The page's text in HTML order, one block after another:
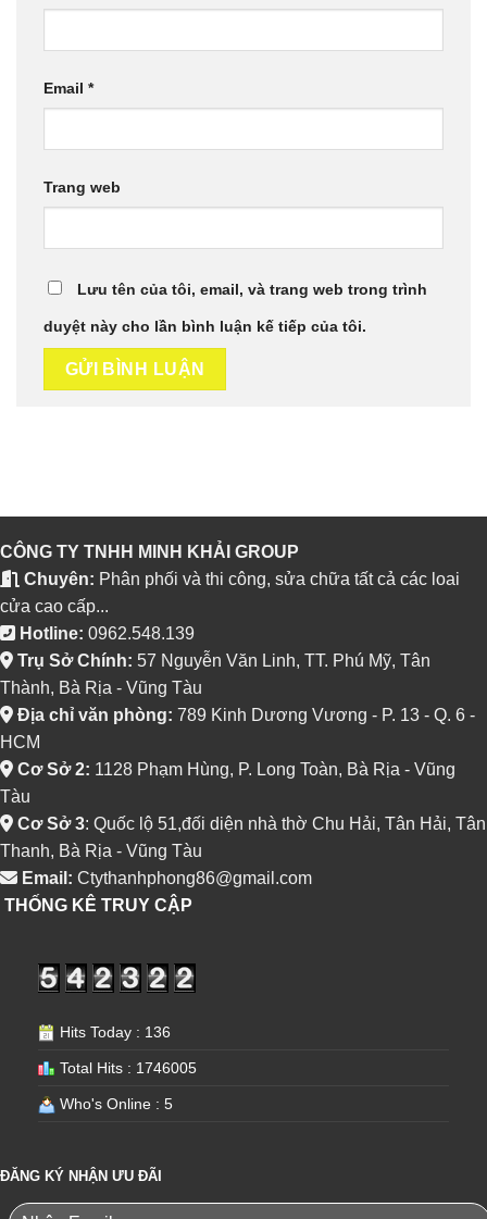
Email *
Trang web
Lưu tên của tôi, email, và trang web trong trình
duyệt này cho lần bình luận kế tiếp của tôi.
CÔNG TY TNHH MINH KHẢI GROUP
Chuyên: Phân phối và thi công, sửa chữa tất cả các loai
cửa cao cấp...
Hotline: 0962.548.139
Trụ Sở Chính: 57 Nguyễn Văn Linh, TT. Phú Mỹ, Tân
Thành, Bà Rịa - Vũng Tàu
Địa chỉ văn phòng: 789 Kinh Dương Vương - P. 13 - Q. 6 -
HCM
Cơ Sở 2: 1128 Phạm Hùng, P. Long Toàn, Bà Rịa - Vũng
Tàu
Cơ Sở 3: Quốc lộ 51,đối diện nhà thờ Chu Hải, Tân Hải, Tân
Thanh, Bà Rịa - Vũng Tàu
Email: Ctythanhphong86@gmail.com
THỐNG KÊ TRUY CẬP
Hits Today : 136
Total Hits : 1746005
Who's Online : 5
ĐĂNG KÝ NHẬN ƯU ĐÃI